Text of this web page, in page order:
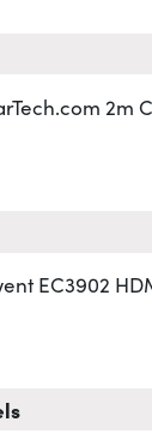
2m
EC3902